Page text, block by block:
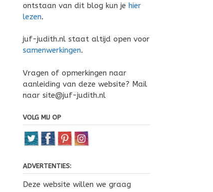
ontstaan van dit blog kun je hier
lezen.
juf-judith.nl staat altijd open voor
samenwerkingen.
Vragen of opmerkingen naar
aanleiding van deze website? Mail
naar site@juf-judith.nl
VOLG MIJ OP
ADVERTENTIES:
Deze website willen we graag